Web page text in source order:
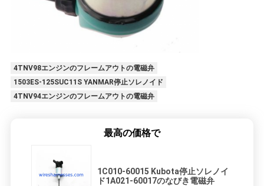
4TNV98エンジンのフレームアウトの電磁弁
1503ES-125SUC11S YANMAR停止ソレノイド
4TNV94エンジンのフレームアウトの電磁弁
最高の価格で
1C010-60015 Kubota停止ソレノイ
ド1A021-60017のなびき電磁弁